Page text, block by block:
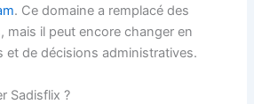
. Ce domaine a remplacé des
mais il peut encore changer en
et de décisions administratives.
Sadisflix ?